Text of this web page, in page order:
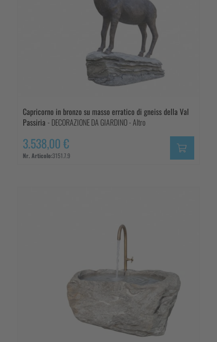
Capricorno in bronzo su masso erratico di gneiss della Val
Passiria - DECORAZIONE DA GIARDINO - Altro
3.538,00 €
Nr. Articolo:3151.7.9